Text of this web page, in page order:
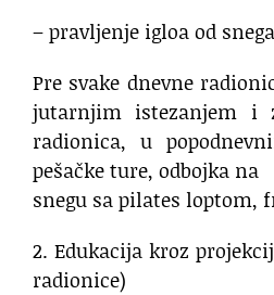
– pravljenje igloa od
Pre svake dnevne
jutarnjim istezanjem i
radionica, u
pešačke ture, odbojka na
snegu sa pilates loptom,
2. Edukacija kroz
radionice)